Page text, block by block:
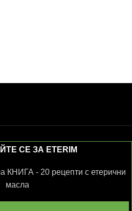
СЕ ЗА ETERIM
КНИГА - 20 рецепти с етерични
масла